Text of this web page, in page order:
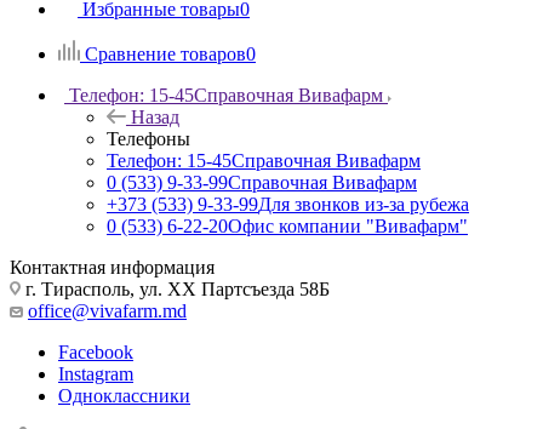
Избранные товары0
Сравнение товаров0
Телефон: 15-45Справочная Вивафарм
Назад
Телефоны
Телефон: 15-45Справочная Вивафарм
0 (533) 9-33-99Справочная Вивафарм
+373 (533) 9-33-99Для звонков из-за рубежа
0 (533) 6-22-20Офис компании "Вивафарм"
Контактная информация
г. Тирасполь, ул. ХХ Партсъезда 58Б
office@vivafarm.md
Facebook
Instagram
Одноклассники